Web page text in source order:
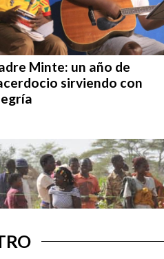
Minte: un año de
sirviendo con